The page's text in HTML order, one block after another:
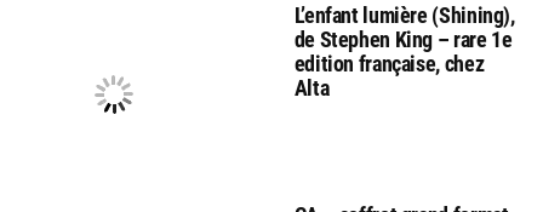
L’enfant lumière (Shining),
de Stephen King – rare 1e
edition française, chez
Alta